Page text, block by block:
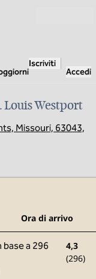
Iscriviti
Accedi
Louis Westport
Missouri, 63043,
Ora di arrivo
4,3
(296)